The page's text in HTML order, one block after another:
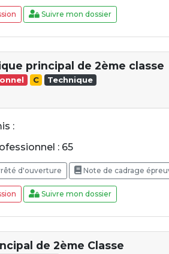
Suivre mon dossier
principal de 2ème classe
C Technique
:
: 65
d'ouverture Note de cadrage
Suivre mon dossier
de 2ème Classe